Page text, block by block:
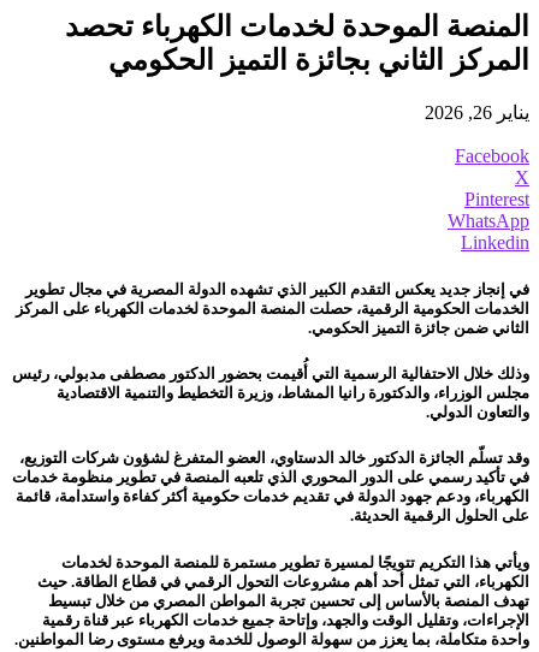
المنصة الموحدة لخدمات الكهرباء تحصد
المركز الثاني بجائزة التميز الحكومي
يناير 26, 2026
Facebook
X
Pinterest
WhatsApp
Linkedin
في إنجاز جديد يعكس التقدم الكبير الذي تشهده الدولة المصرية في مجال تطوير
الخدمات الحكومية الرقمية، حصلت المنصة الموحدة لخدمات الكهرباء على المركز
الثاني ضمن جائزة التميز الحكومي.
وذلك خلال الاحتفالية الرسمية التي أُقيمت بحضور الدكتور مصطفى مدبولي، رئيس
مجلس الوزراء، والدكتورة رانيا المشاط، وزيرة التخطيط والتنمية الاقتصادية
والتعاون الدولي.
وقد تسلّم الجائزة الدكتور خالد الدستاوي، العضو المتفرغ لشؤون شركات التوزيع،
في تأكيد رسمي على الدور المحوري الذي تلعبه المنصة في تطوير منظومة خدمات
الكهرباء، ودعم جهود الدولة في تقديم خدمات حكومية أكثر كفاءة واستدامة، قائمة
على الحلول الرقمية الحديثة.
ويأتي هذا التكريم تتويجًا لمسيرة تطوير مستمرة للمنصة الموحدة لخدمات
الكهرباء، التي تمثل أحد أهم مشروعات التحول الرقمي في قطاع الطاقة. حيث
تهدف المنصة بالأساس إلى تحسين تجربة المواطن المصري من خلال تبسيط
الإجراءات، وتقليل الوقت والجهد، وإتاحة جميع خدمات الكهرباء عبر قناة رقمية
واحدة متكاملة، بما يعزز من سهولة الوصول للخدمة ويرفع مستوى رضا المواطنين.